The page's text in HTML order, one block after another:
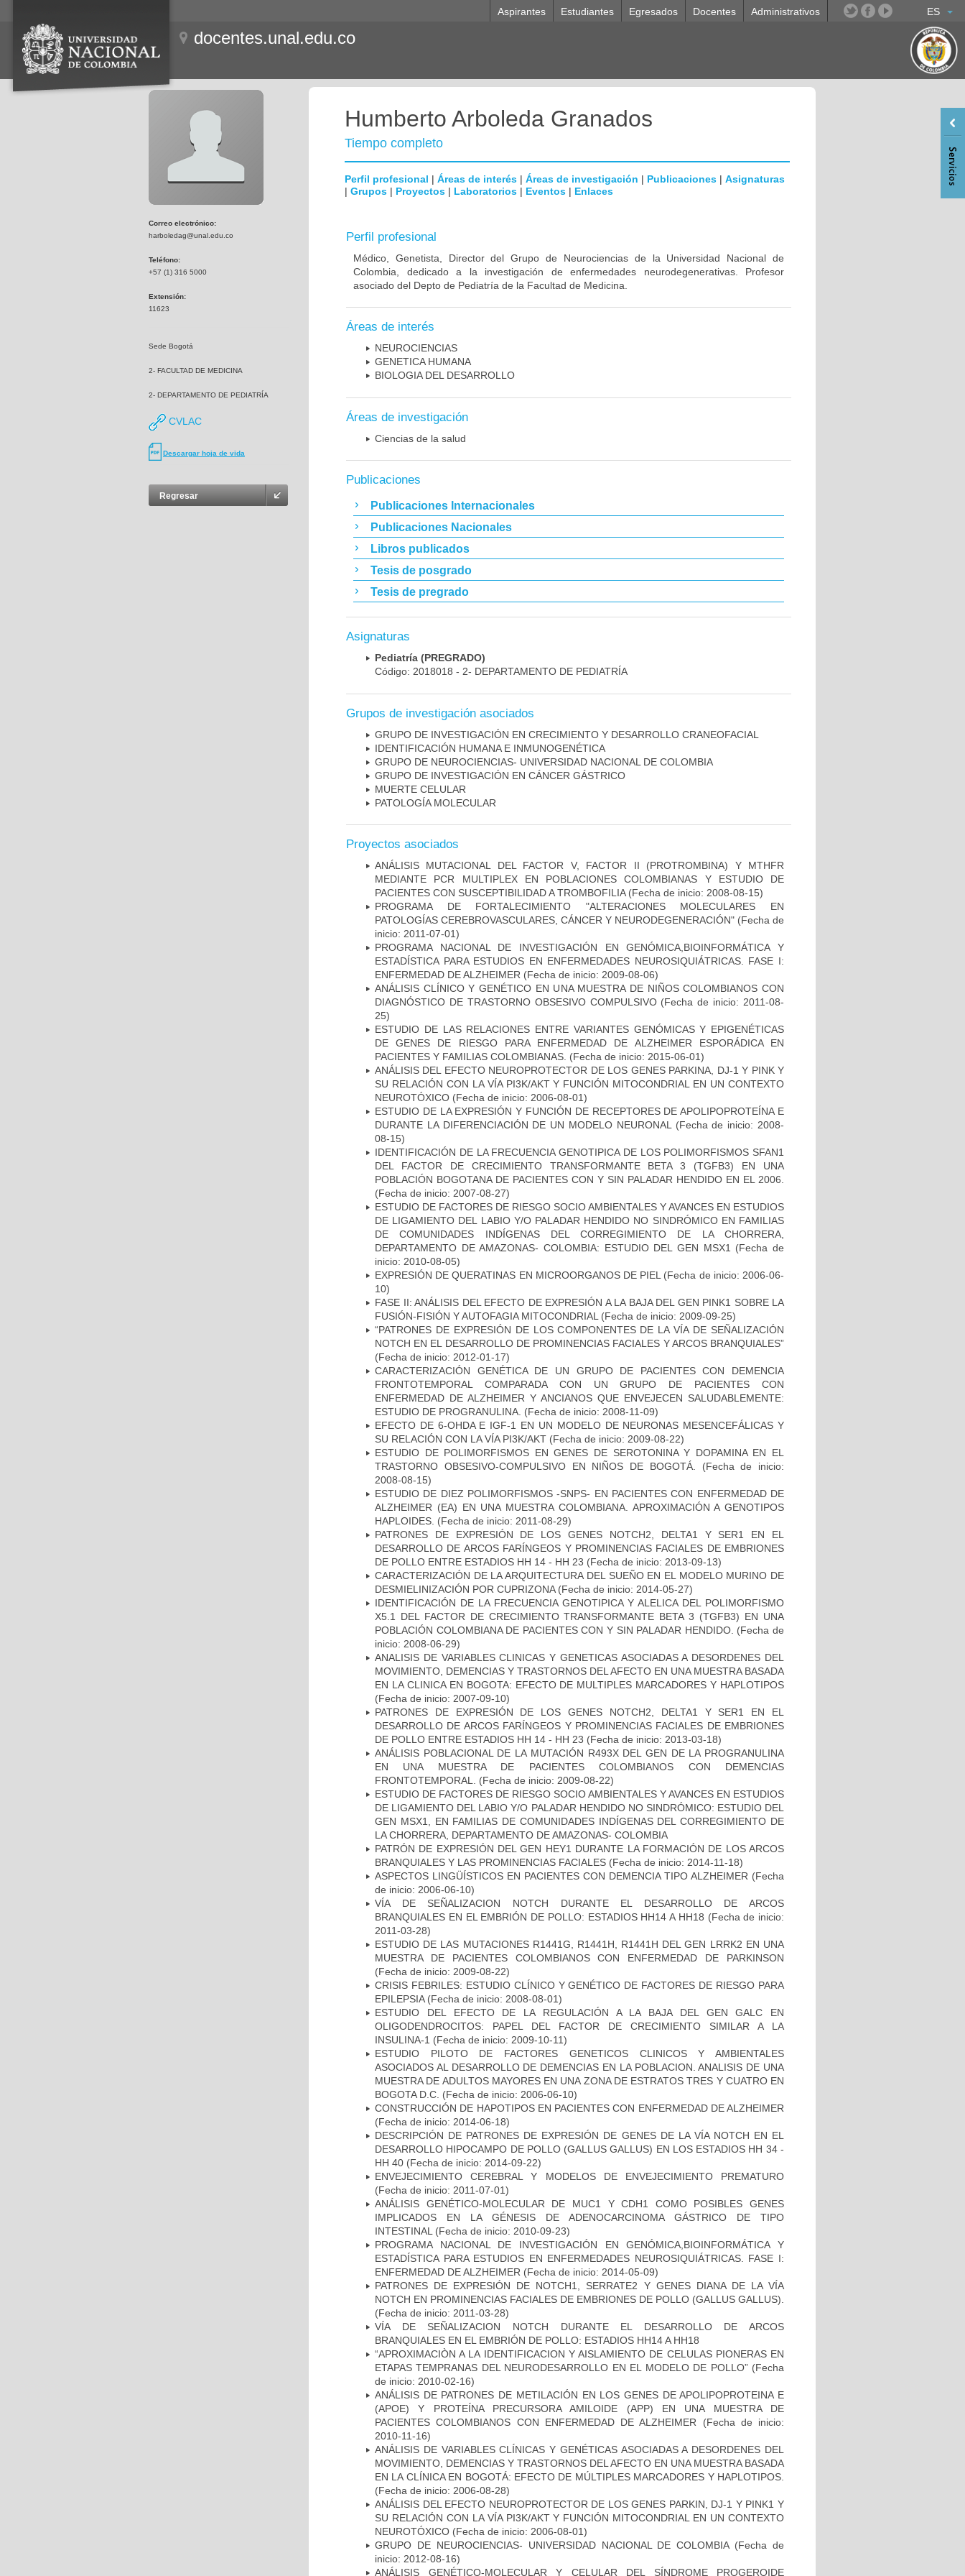
ES
Aspirantes Estudiantes Egresados Docentes Administrativos
docentes.unal.edu.co
Correo electrónico:
harboledag@unal.edu.co
Teléfono:
+57 (1) 316 5000
Extensión:
11623
Sede Bogotá
2- FACULTAD DE MEDICINA
2- DEPARTAMENTO DE PEDIATRÍA
CVLAC
Descargar hoja de vida
Regresar
Humberto Arboleda Granados
Tiempo completo
Perfil profesional | Áreas de interés | Áreas de investigación | Publicaciones | Asignaturas
| Grupos | Proyectos | Laboratorios | Eventos | Enlaces
Perfil profesional
Médico, Genetista, Director del Grupo de Neurociencias de la Universidad Nacional de
Colombia, dedicado a la investigación de enfermedades neurodegenerativas. Profesor
asociado del Depto de Pediatría de la Facultad de Medicina.
Áreas de interés
NEUROCIENCIAS
GENETICA HUMANA
BIOLOGIA DEL DESARROLLO
Áreas de investigación
Ciencias de la salud
Publicaciones
Publicaciones Internacionales
Publicaciones Nacionales
Libros publicados
Tesis de posgrado
Tesis de pregrado
Asignaturas
Pediatría (PREGRADO)
Código: 2018018 - 2- DEPARTAMENTO DE PEDIATRÍA
Grupos de investigación asociados
GRUPO DE INVESTIGACIÓN EN CRECIMIENTO Y DESARROLLO CRANEOFACIAL
IDENTIFICACIÓN HUMANA E INMUNOGENÉTICA
GRUPO DE NEUROCIENCIAS- UNIVERSIDAD NACIONAL DE COLOMBIA
GRUPO DE INVESTIGACIÓN EN CÁNCER GÁSTRICO
MUERTE CELULAR
PATOLOGÍA MOLECULAR
Proyectos asociados
ANÁLISIS MUTACIONAL DEL FACTOR V, FACTOR II (PROTROMBINA) Y MTHFR
MEDIANTE PCR MULTIPLEX EN POBLACIONES COLOMBIANAS Y ESTUDIO DE
PACIENTES CON SUSCEPTIBILIDAD A TROMBOFILIA(Fecha de inicio: 2008-08-15)
PROGRAMA DE FORTALECIMIENTO "ALTERACIONES MOLECULARES EN
PATOLOGÍAS CEREBROVASCULARES, CÁNCER Y NEURODEGENERACIÓN" (Fecha de
inicio: 2011-07-01)
PROGRAMA NACIONAL DE INVESTIGACIÓN EN GENÓMICA,BIOINFORMÁTICA Y
ESTADÍSTICA PARA ESTUDIOS EN ENFERMEDADES NEUROSIQUIÁTRICAS. FASE I:
ENFERMEDAD DE ALZHEIMER (Fecha de inicio: 2009-08-06)
ANÁLISIS CLÍNICO Y GENÉTICO EN UNA MUESTRA DE NIÑOS COLOMBIANOS CON
DIAGNÓSTICO DE TRASTORNO OBSESIVO COMPULSIVO(Fecha de inicio: 2011-08-
25)
ESTUDIO DE LAS RELACIONES ENTRE VARIANTES GENÓMICAS Y EPIGENÉTICAS
DE GENES DE RIESGO PARA ENFERMEDAD DE ALZHEIMER ESPORÁDICA EN
PACIENTES Y FAMILIAS COLOMBIANAS. (Fecha de inicio: 2015-06-01)
ANÁLISIS DEL EFECTO NEUROPROTECTOR DE LOS GENES PARKINA, DJ-1 Y PINK Y
SU RELACIÓN CON LA VÍA PI3K/AKT Y FUNCIÓN MITOCONDRIAL EN UN CONTEXTO
NEUROTÓXICO (Fecha de inicio: 2006-08-01)
ESTUDIO DE LA EXPRESIÓN Y FUNCIÓN DE RECEPTORES DE APOLIPOPROTEÍNA E
DURANTE LA DIFERENCIACIÓN DE UN MODELO NEURONAL
(Fecha de inicio: 2008-
08-15)
IDENTIFICACIÓN DE LA FRECUENCIA GENOTIPICA DE LOS POLIMORFISMOS SFAN1
DEL FACTOR DE CRECIMIENTO TRANSFORMANTE BETA 3 (TGFB3) EN UNA
POBLACIÓN BOGOTANA DE PACIENTES CON Y SIN PALADAR HENDIDO EN EL 2006.
(Fecha de inicio: 2007-08-27)
ESTUDIO DE FACTORES DE RIESGO SOCIO AMBIENTALES Y AVANCES EN ESTUDIOS
DE LIGAMIENTO DEL LABIO Y/O PALADAR HENDIDO NO SINDRÓMICO EN FAMILIAS
DE COMUNIDADES INDÍGENAS DEL CORREGIMIENTO DE LA CHORRERA,
DEPARTAMENTO DE AMAZONAS- COLOMBIA: ESTUDIO DEL GEN MSX1
(Fecha de
inicio: 2010-08-05)
EXPRESIÓN DE QUERATINAS EN MICROORGANOS DE PIEL (Fecha de inicio: 2006-06-
10)
FASE II: ANÁLISIS DEL EFECTO DE EXPRESIÓN A LA BAJA DEL GEN PINK1 SOBRE LA
FUSIÓN-FISIÓN Y AUTOFAGIA MITOCONDRIAL (Fecha de inicio: 2009-09-25)
“PATRONES DE EXPRESIÓN DE LOS COMPONENTES DE LA VÍA DE SEÑALIZACIÓN
NOTCH EN EL DESARROLLO DE PROMINENCIAS FACIALES Y ARCOS BRANQUIALES”
(Fecha de inicio: 2012-01-17)
CARACTERIZACIÓN GENÉTICA DE UN GRUPO DE PACIENTES CON DEMENCIA
FRONTOTEMPORAL COMPARADA CON UN GRUPO DE PACIENTES CON
ENFERMEDAD DE ALZHEIMER Y ANCIANOS QUE ENVEJECEN SALUDABLEMENTE:
ESTUDIO DE PROGRANULINA. (Fecha de inicio: 2008-11-09)
EFECTO DE 6-OHDA E IGF-1 EN UN MODELO DE NEURONAS MESENCEFÁLICAS Y
SU RELACIÓN CON LA VÍA PI3K/AKT (Fecha de inicio: 2009-08-22)
ESTUDIO DE POLIMORFISMOS EN GENES DE SEROTONINA Y DOPAMINA EN EL
TRASTORNO OBSESIVO-COMPULSIVO EN NIÑOS DE BOGOTÁ.
(Fecha de inicio:
2008-08-15)
ESTUDIO DE DIEZ POLIMORFISMOS -SNPS- EN PACIENTES CON ENFERMEDAD DE
ALZHEIMER (EA) EN UNA MUESTRA COLOMBIANA. APROXIMACIÓN A GENOTIPOS
HAPLOIDES. (Fecha de inicio: 2011-08-29)
PATRONES DE EXPRESIÓN DE LOS GENES NOTCH2, DELTA1 Y SER1 EN EL
DESARROLLO DE ARCOS FARÍNGEOS Y PROMINENCIAS FACIALES DE EMBRIONES
DE POLLO ENTRE ESTADIOS HH 14 - HH 23 (Fecha de inicio: 2013-09-13)
CARACTERIZACIÓN DE LA ARQUITECTURA DEL SUEÑO EN EL MODELO MURINO DE
DESMIELINIZACIÓN POR CUPRIZONA(Fecha de inicio: 2014-05-27)
IDENTIFICACIÓN DE LA FRECUENCIA GENOTIPICA Y ALELICA DEL POLIMORFISMO
X5.1 DEL FACTOR DE CRECIMIENTO TRANSFORMANTE BETA 3 (TGFB3) EN UNA
POBLACIÓN COLOMBIANA DE PACIENTES CON Y SIN PALADAR HENDIDO. (Fecha de
inicio: 2008-06-29)
ANALISIS DE VARIABLES CLINICAS Y GENETICAS ASOCIADAS A DESORDENES DEL
MOVIMIENTO, DEMENCIAS Y TRASTORNOS DEL AFECTO EN UNA MUESTRA BASADA
EN LA CLINICA EN BOGOTA: EFECTO DE MULTIPLES MARCADORES Y HAPLOTIPOS
(Fecha de inicio: 2007-09-10)
PATRONES DE EXPRESIÓN DE LOS GENES NOTCH2, DELTA1 Y SER1 EN EL
DESARROLLO DE ARCOS FARÍNGEOS Y PROMINENCIAS FACIALES DE EMBRIONES
DE POLLO ENTRE ESTADIOS HH 14 - HH 23 (Fecha de inicio: 2013-03-18)
ANÁLISIS POBLACIONAL DE LA MUTACIÓN R493X DEL GEN DE LA PROGRANULINA
EN UNA MUESTRA DE PACIENTES COLOMBIANOS CON DEMENCIAS
FRONTOTEMPORAL.
(Fecha de inicio: 2009-08-22)
ESTUDIO DE FACTORES DE RIESGO SOCIO AMBIENTALES Y AVANCES EN ESTUDIOS
DE LIGAMIENTO DEL LABIO Y/O PALADAR HENDIDO NO SINDRÓMICO: ESTUDIO DEL
GEN MSX1, EN FAMILIAS DE COMUNIDADES INDÍGENAS DEL CORREGIMIENTO DE
LA CHORRERA, DEPARTAMENTO DE AMAZONAS- COLOMBIA
PATRÓN DE EXPRESIÓN DEL GEN HEY1 DURANTE LA FORMACIÓN DE LOS ARCOS
BRANQUIALES Y LAS PROMINENCIAS FACIALES (Fecha de inicio: 2014-11-18)
ASPECTOS LINGÜÍSTICOS EN PACIENTES CON DEMENCIA TIPO ALZHEIMER (Fecha
de inicio: 2006-06-10)
VÍA DE SEÑALIZACION NOTCH DURANTE EL DESARROLLO DE ARCOS
BRANQUIALES EN EL EMBRIÓN DE POLLO: ESTADIOS HH14 A HH18 (Fecha de inicio:
2011-03-28)
ESTUDIO DE LAS MUTACIONES R1441G, R1441H, R1441H DEL GEN LRRK2 EN UNA
MUESTRA DE PACIENTES COLOMBIANOS CON ENFERMEDAD DE PARKINSON
(Fecha de inicio: 2009-08-22)
CRISIS FEBRILES: ESTUDIO CLÍNICO Y GENÉTICO DE FACTORES DE RIESGO PARA
EPILEPSIA(Fecha de inicio: 2008-08-01)
ESTUDIO DEL EFECTO DE LA REGULACIÓN A LA BAJA DEL GEN GALC EN
OLIGODENDROCITOS: PAPEL DEL FACTOR DE CRECIMIENTO SIMILAR A LA
INSULINA-1 (Fecha de inicio: 2009-10-11)
ESTUDIO PILOTO DE FACTORES GENETICOS CLINICOS Y AMBIENTALES
ASOCIADOS AL DESARROLLO DE DEMENCIAS EN LA POBLACION. ANALISIS DE UNA
MUESTRA DE ADULTOS MAYORES EN UNA ZONA DE ESTRATOS TRES Y CUATRO EN
BOGOTA D.C. (Fecha de inicio: 2006-06-10)
CONSTRUCCIÓN DE HAPOTIPOS EN PACIENTES CON ENFERMEDAD DE ALZHEIMER
(Fecha de inicio: 2014-06-18)
DESCRIPCIÓN DE PATRONES DE EXPRESIÓN DE GENES DE LA VÍA NOTCH EN EL
DESARROLLO HIPOCAMPO DE POLLO (GALLUS GALLUS) EN LOS ESTADIOS HH 34 -
HH 40 (Fecha de inicio: 2014-09-22)
ENVEJECIMIENTO CEREBRAL Y MODELOS DE ENVEJECIMIENTO PREMATURO
(Fecha de inicio: 2011-07-01)
ANÁLISIS GENÉTICO-MOLECULAR DE MUC1 Y CDH1 COMO POSIBLES GENES
IMPLICADOS EN LA GÉNESIS DE ADENOCARCINOMA GÁSTRICO DE TIPO
INTESTINAL (Fecha de inicio: 2010-09-23)
PROGRAMA NACIONAL DE INVESTIGACIÓN EN GENÓMICA,BIOINFORMÁTICA Y
ESTADÍSTICA PARA ESTUDIOS EN ENFERMEDADES NEUROSIQUIÁTRICAS. FASE I:
ENFERMEDAD DE ALZHEIMER (Fecha de inicio: 2014-05-09)
PATRONES DE EXPRESIÓN DE NOTCH1, SERRATE2 Y GENES DIANA DE LA VÍA
NOTCH EN PROMINENCIAS FACIALES DE EMBRIONES DE POLLO (GALLUS GALLUS).
(Fecha de inicio: 2011-03-28)
VÍA DE SEÑALIZACION NOTCH DURANTE EL DESARROLLO DE ARCOS
BRANQUIALES EN EL EMBRIÓN DE POLLO: ESTADIOS HH14 A HH18
“APROXIMACIÒN A LA IDENTIFICACION Y AISLAMIENTO DE CELULAS PIONERAS EN
ETAPAS TEMPRANAS DEL NEURODESARROLLO EN EL MODELO DE POLLO”(Fecha
de inicio: 2010-02-16)
ANÁLISIS DE PATRONES DE METILACIÓN EN LOS GENES DE APOLIPOPROTEINA E
(APOE) Y PROTEÍNA PRECURSORA AMILOIDE (APP) EN UNA MUESTRA DE
PACIENTES COLOMBIANOS CON ENFERMEDAD DE ALZHEIMER (Fecha de inicio:
2010-11-16)
ANÁLISIS DE VARIABLES CLÍNICAS Y GENÉTICAS ASOCIADAS A DESORDENES DEL
MOVIMIENTO, DEMENCIAS Y TRASTORNOS DEL AFECTO EN UNA MUESTRA BASADA
EN LA CLÍNICA EN BOGOTÁ: EFECTO DE MÚLTIPLES MARCADORES Y HAPLOTIPOS.
(Fecha de inicio: 2006-08-28)
ANÁLISIS DEL EFECTO NEUROPROTECTOR DE LOS GENES PARKIN, DJ-1 Y PINK1 Y
SU RELACIÓN CON LA VÍA PI3K/AKT Y FUNCIÓN MITOCONDRIAL EN UN CONTEXTO
NEUROTÓXICO (Fecha de inicio: 2006-08-01)
GRUPO DE NEUROCIENCIAS- UNIVERSIDAD NACIONAL DE COLOMBIA(Fecha de
inicio: 2012-08-16)
ANÁLISIS GENÉTICO-MOLECULAR Y CELULAR DEL SÍNDROME PROGEROIDE